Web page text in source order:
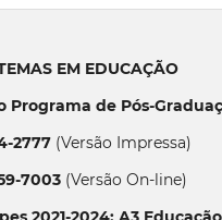
EM EDUCAÇÃO
Programa de Pós-
2777(Versão Impressa)
7003(Versão On-line)